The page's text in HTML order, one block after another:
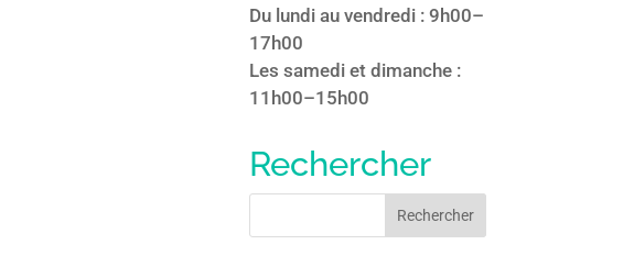
Du lundi au vendredi : 9h00–
17h00
Les samedi et dimanche :
11h00–15h00
Rechercher